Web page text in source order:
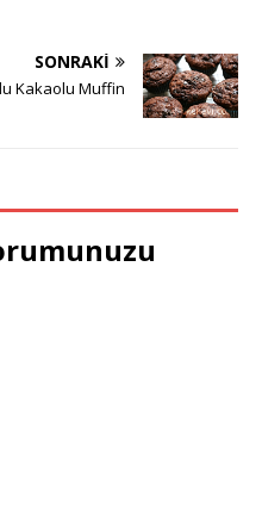
SONRAKI
Kakaolu Muffin